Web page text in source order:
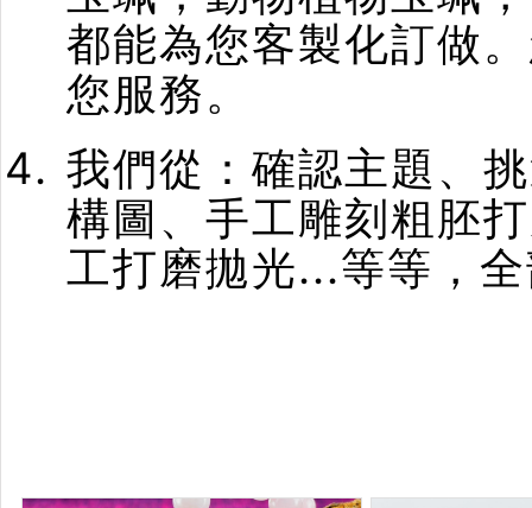
都能為您客製化訂做
您服務。
我們從：確認主題、
構圖、手工雕刻粗胚
工打磨拋光...等等，